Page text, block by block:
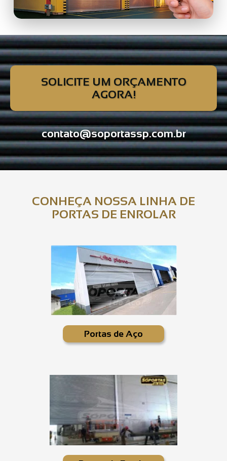
SOLICITE UM ORÇAMENTO
AGORA!
contato@soportassp.com.br
CONHEÇA NOSSA LINHA DE
PORTAS DE ENROLAR
Portas de Aço